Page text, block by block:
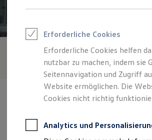
Zubehör- und Serviceangebote
Leasing
Leasing-Angebote
Gebrauchtwagen Leasing
Junge Gebrauchtwagen-
Elektroauto Leasing
Kleinwagen-Leasing
Leasing ohne Anzahlung
Finanzierung
Kfz-Versicherung
Restschuldversicherungen
Verantwortlich für die Inhalte auf dieser Seite ist
Erforderliche Cookies
Erforderliche Cookies helfen
nutzbar zu machen, indem sie
Seitennavigation und Zugriff
Website ermöglichen. Die
Cookies nicht richtig
Analytics und